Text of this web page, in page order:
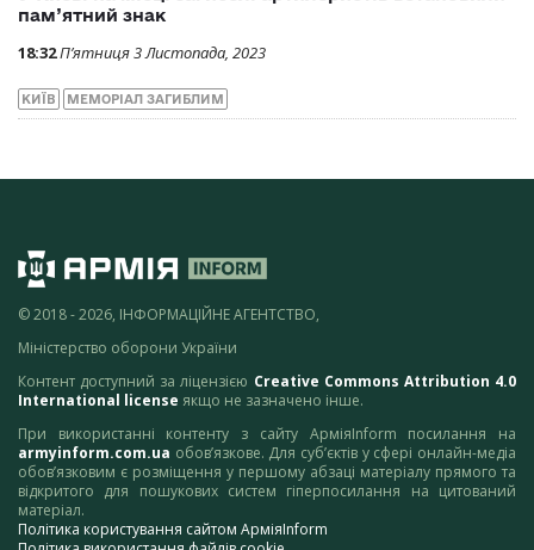
пам’ятний знак
18:32П’ятниця 3 Листопада, 2023
КИЇВ МЕМОРІАЛ ЗАГИБЛИМ
© 2018 - 2026, ІНФОРМАЦІЙНЕ АГЕНТСТВО,
Міністерство оборони України
Контент доступний за ліцензією Creative Commons Attribution 4.0
International license якщо не зазначено інше.
При використанні контенту з сайту АрміяInform посилання на
armyinform.com.ua обов’язкове. Для суб’єктів у сфері онлайн-медіа
обов’язковим є розміщення у першому абзаці матеріалу прямого та
відкритого для пошукових систем гіперпосилання на цитований
матеріал.
Політика користування сайтом АрміяInform